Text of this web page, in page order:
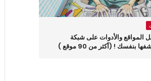
المواقع والأدوات على شبكة
بنفسك ! (أكثر من 90 موقع )